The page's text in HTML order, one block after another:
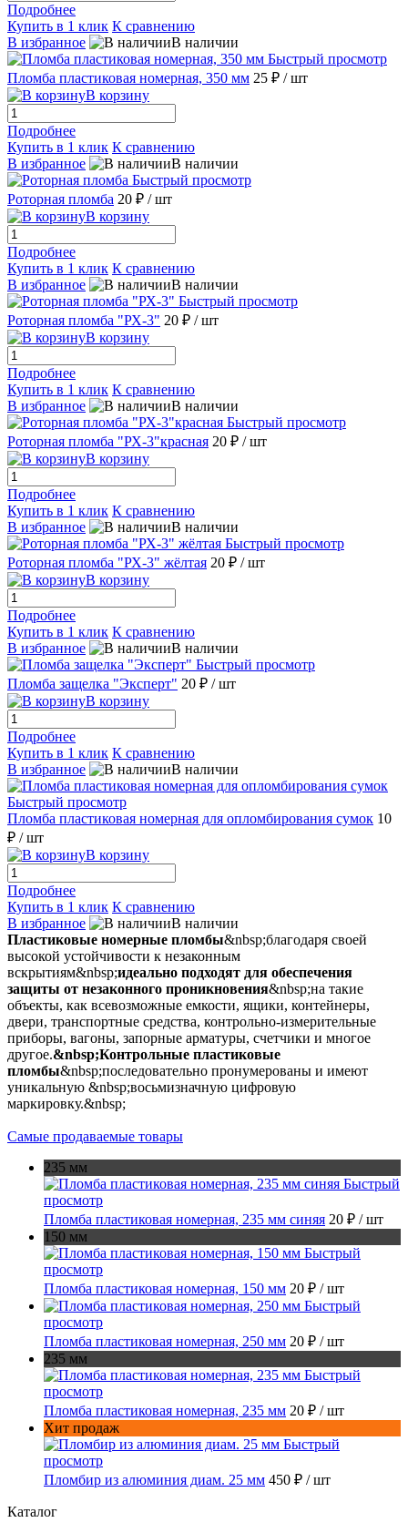
Подробнее
Купить в 1 клик К сравнению
В избранное
В наличии
Быстрый просмотр
Пломба пластиковая номерная, 350 мм 25 ₽ / шт
В корзину
Подробнее
Купить в 1 клик К сравнению
В избранное
В наличии
Быстрый просмотр
Роторная пломба 20 ₽ / шт
В корзину
Подробнее
Купить в 1 клик К сравнению
В избранное
В наличии
Быстрый просмотр
Роторная пломба "РХ-3" 20 ₽ / шт
В корзину
Подробнее
Купить в 1 клик К сравнению
В избранное
В наличии
Быстрый просмотр
Роторная пломба "РХ-3"красная 20 ₽ / шт
В корзину
Подробнее
Купить в 1 клик К сравнению
В избранное
В наличии
Быстрый просмотр
Роторная пломба "РХ-3" жёлтая 20 ₽ / шт
В корзину
Подробнее
Купить в 1 клик К сравнению
В избранное
В наличии
Быстрый просмотр
Пломба защелка "Эксперт" 20 ₽ / шт
В корзину
Подробнее
Купить в 1 клик К сравнению
В избранное
В наличии
Быстрый просмотр
Пломба пластиковая номерная для опломбирования сумок 10
₽ / шт
В корзину
Подробнее
Купить в 1 клик К сравнению
В избранное
В наличии
Пластиковые номерные пломбы&nbsp;благодаря своей
высокой устойчивости к незаконным
вскрытиям&nbsp;идеально подходят для обеспечения
защиты от незаконного проникновения&nbsp;на такие
объекты, как всевозможные емкости, ящики, контейнеры,
двери, транспортные средства, контрольно-измерительные
приборы, вагоны, запорные арматуры, счетчики и многое
другое.&nbsp;Контрольные пластиковые
пломбы&nbsp;последовательно пронумерованы и имеют
уникальную &nbsp;восьмизначную цифровую
маркировку.&nbsp;
Самые продаваемые товары
235 мм
Быстрый
просмотр
Пломба пластиковая номерная, 235 мм синяя 20 ₽ / шт
150 мм
Быстрый
просмотр
Пломба пластиковая номерная, 150 мм 20 ₽ / шт
Быстрый
просмотр
Пломба пластиковая номерная, 250 мм 20 ₽ / шт
235 мм
Быстрый
просмотр
Пломба пластиковая номерная, 235 мм 20 ₽ / шт
Хит продаж
Быстрый
просмотр
Пломбир из алюминия диам. 25 мм 450 ₽ / шт
Каталог